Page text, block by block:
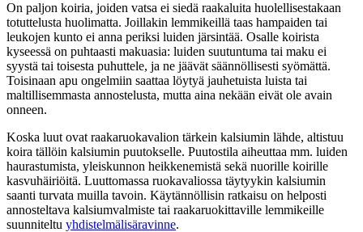
On paljon koiria, joiden vatsa ei siedä raakaluita huolellisestakaan
totuttelusta huolimatta. Joillakin lemmikeillä taas hampaiden tai
leukojen kunto ei anna periksi luiden järsintää. Osalle koirista
kyseessä on puhtaasti makuasia: luiden suutuntuma tai maku ei
syystä tai toisesta puhuttele, ja ne jäävät säännöllisesti syömättä.
Toisinaan apu ongelmiin saattaa löytyä jauhetuista luista tai
maltillisemmasta annostelusta, mutta aina nekään eivät ole avain
onneen.
Koska luut ovat raakaruokavalion tärkein kalsiumin lähde, altistuu
koira tällöin kalsiumin puutokselle. Puutostila aiheuttaa mm. luiden
haurastumista, yleiskunnon heikkenemistä sekä nuorille koirille
kasvuhäiriöitä. Luuttomassa ruokavaliossa täytyykin kalsiumin
saanti turvata muilla tavoin. Käytännöllisin ratkaisu on helposti
annosteltava kalsiumvalmiste tai raakaruokittaville lemmikeille
suunniteltu yhdistelmälisäravinne.